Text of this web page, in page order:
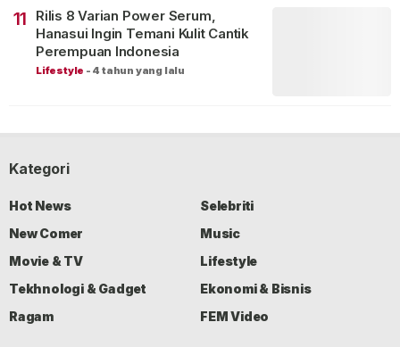
11
Rilis 8 Varian Power Serum,
Hanasui Ingin Temani Kulit Cantik
Perempuan Indonesia
Lifestyle - 4 tahun yang lalu
Kategori
Hot News
Selebriti
New Comer
Music
Movie & TV
Lifestyle
Tekhnologi & Gadget
Ekonomi & Bisnis
Ragam
FEM Video